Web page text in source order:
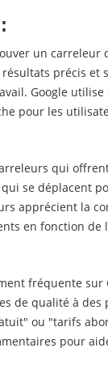
un
précis
Google
pour les
qui
se déplacent
apprécient la
en fonction
fréquente
de qualité à
ou "tarifs
pour